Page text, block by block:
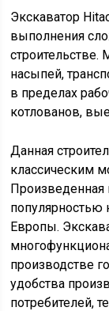
Экскаватор
выполнения
строительстве.
насыпей,
в пределах
котлованов,
Данная
классическим
Произведенная
популярностью
Европы.
производстве
удобства
потребителей,